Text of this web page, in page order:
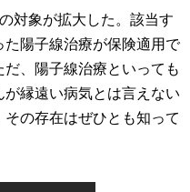
対象が拡大した。該当す
陽子線治療が保険適用で
、陽子線治療といっても
縁遠い病気とは言えない
の存在はぜひとも知って